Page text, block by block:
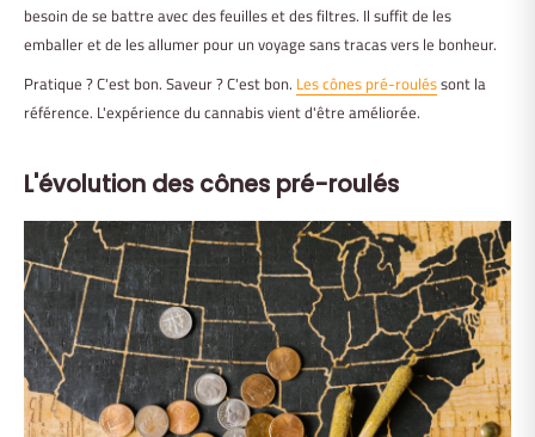
besoin de se battre avec des feuilles et des filtres. Il suffit de les
emballer et de les allumer pour un voyage sans tracas vers le bonheur.
Pratique ? C'est bon. Saveur ? C'est bon. Les cônes pré-rouléssont la
référence. L'expérience du cannabis vient d'être améliorée.
L'évolution des cônes pré-roulés